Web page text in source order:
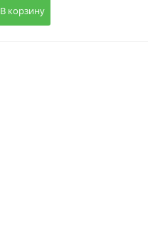
В корзину